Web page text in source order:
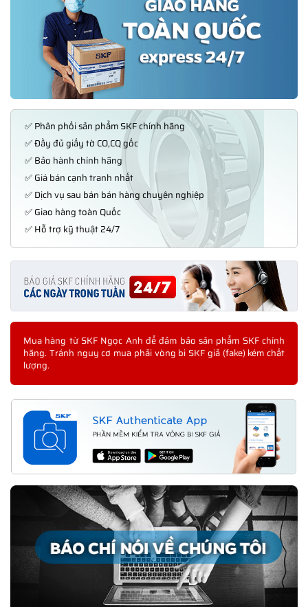
✅ Phân phối sản phẩm SKF chính hãng
✅ Đầy đủ giấy tờ CO,CQ gốc
✅ Bảo hành chính hãng
✅ Giá bán cạnh tranh nhất
✅ Dịch vụ sau bán bán hàng chuyên nghiệp
✅ Giao hàng toàn Quốc
✅ Hỗ trợ kỹ thuật 24/7
Mua hàng từ SKF Ngọc Anh để đảm bảo sản phẩm SKF chính
hãng. Tránh nguy cơ mua phải vòng bi SKF giả (fake) kém chất
lượng.